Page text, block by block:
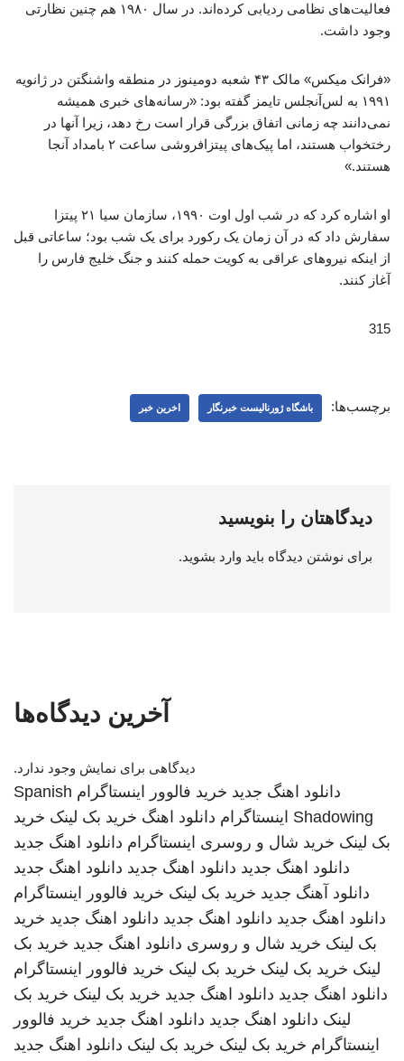
فعالیت‌های نظامی ردیابی کرده‌اند. در سال ۱۹۸۰ هم چنین نظارتی
وجود داشت.
«فرانک میکس» مالک ۴۳ شعبه دومینوز در منطقه واشنگتن در ژانویه
۱۹۹۱ به لس‌آنجلس تایمز گفته بود: «رسانه‌های خبری همیشه
نمی‌دانند چه زمانی اتفاق بزرگی قرار است رخ دهد، زیرا آنها در
رختخواب هستند، اما پیک‌های پیتزافروشی ساعت ۲ بامداد آنجا
هستند.»
او اشاره کرد که در شب اول اوت ۱۹۹۰، سازمان سیا ۲۱ پیتزا
سفارش داد که در آن زمان یک رکورد برای یک شب بود؛ ساعاتی قبل
از اینکه نیروهای عراقی به کویت حمله کنند و جنگ خلیج فارس را
آغاز کنند.
315
برچسب‌ها: باشگاه ژورنالیست خبرنگار اخرین خبر
دیدگاهتان را بنویسید
برای نوشتن دیدگاه باید وارد بشوید.
آخرین دیدگاه‌ها
دیدگاهی برای نمایش وجود ندارد.
دانلود اهنگ جدید خرید فالوور اینستاگرام Spanish
Shadowing اینستاگرام دانلود اهنگ خرید بک لینک خرید
بک لینک خرید شال و روسری اینستاگرام دانلود اهنگ جدید
دانلود اهنگ جدید دانلود اهنگ جدید دانلود اهنگ جدید
دانلود آهنگ جدید خرید بک لینک خرید فالوور اینستاگرام
دانلود اهنگ جدید دانلود اهنگ جدید دانلود اهنگ جدید خرید
بک لینک خرید شال و روسری دانلود اهنگ جدید خرید بک
لینک خرید بک لینک خرید بک لینک خرید فالوور اینستاگرام
دانلود اهنگ جدید دانلود اهنگ جدید خرید بک لینک خرید بک
لینک دانلود اهنگ جدید دانلود اهنگ جدید خرید فالوور
اینستاگرام خرید بک لینک خرید بک لینک دانلود اهنگ جدید